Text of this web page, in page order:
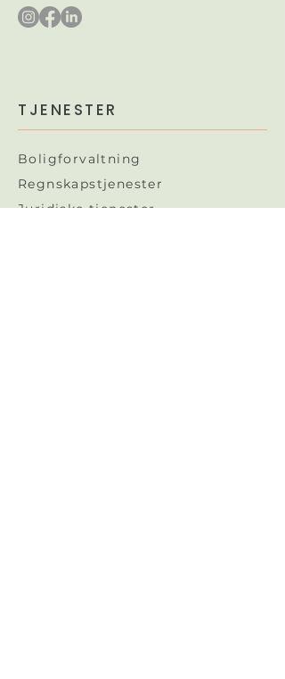
TJENESTER
Boligforvaltning
Regnskapstjenester
Juridiske tjenester​